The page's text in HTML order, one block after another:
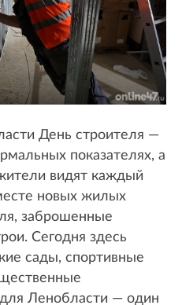
День строителя —
показателях, а
видят каждый
новых жилых
заброшенные
Сегодня здесь
сады, спортивные
для Ленобласти — один